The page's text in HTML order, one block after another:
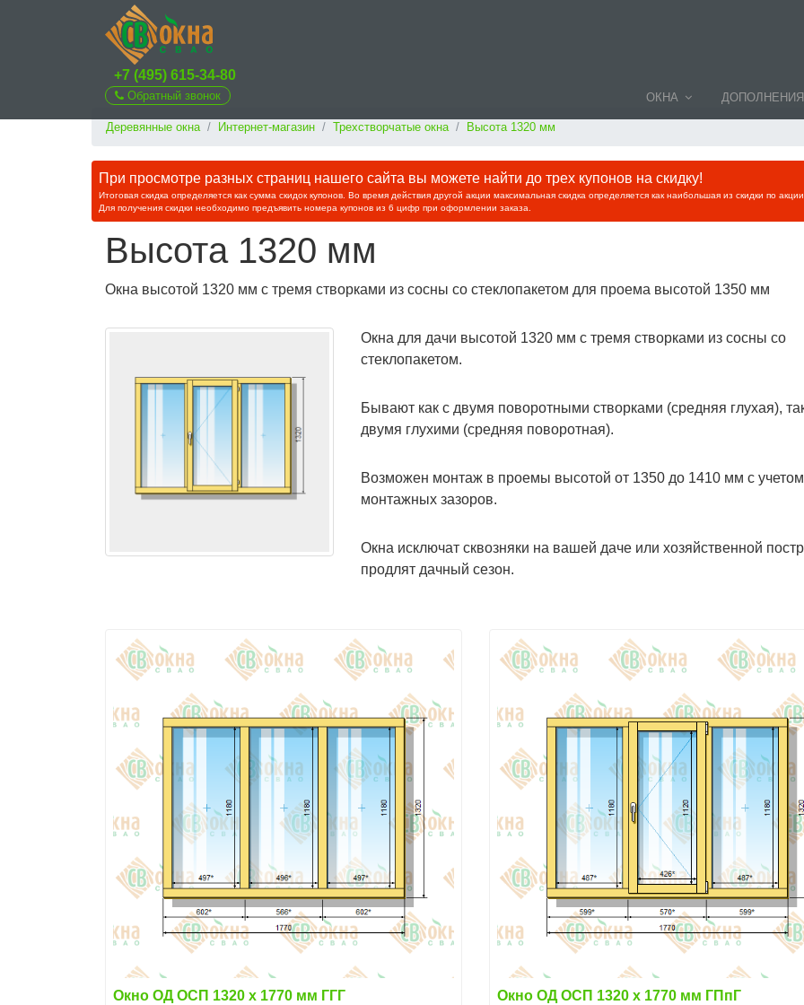
+7 (495) 615-34-80
Обратный звонок ОКНА ДОПОЛНЕНИЯ
Деревянные окна Интернет-магазин Трехстворчатые окна Высота 1320 мм
При просмотре разных страниц нашего сайта вы можете найти до трех купонов на скидку!
Итоговая скидка определяется как сумма скидок купонов. Во время действия другой акции максимальная скидка определяется как наибольшая из скидки по
Для получения скидки необходимо предъявить номера купонов из 6 цифр при оформлении заказа.
Высота 1320 мм
Окна высотой 1320 мм с тремя створками из сосны со стеклопакетом для проема высотой 1350 мм
Окна для дачи высотой 1320 мм с тремя створками из сосны со
стеклопакетом.
Бывают как с двумя поворотными створками (средняя глухая),
двумя глухими (средняя поворотная).
Возможен монтаж в проемы высотой от 1350 до 1410 мм с учетом
монтажных зазоров.
Окна исключат сквозняки на вашей даче или хозяйственной
продлят дачный сезон.
Окно ОД ОСП 1320 х 1770 мм ГГГ
Окно ОД ОСП 1320 х 1770 мм ГПпГ